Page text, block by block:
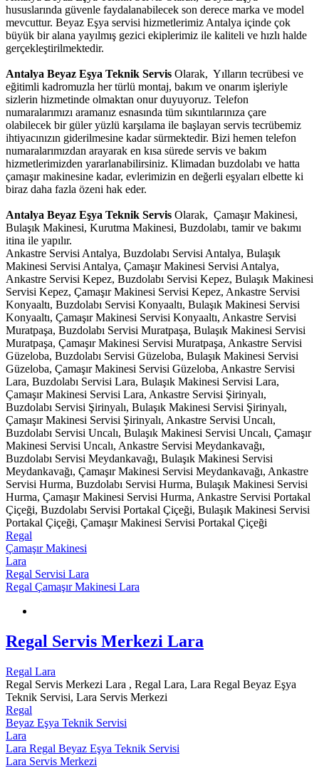
hususlarında güvenle faydalanabilecek son derece marka ve model
mevcuttur. Beyaz Eşya servisi hizmetlerimiz Antalya içinde çok
büyük bir alana yayılmış gezici ekiplerimiz ile kaliteli ve hızlı halde
gerçekleştirilmektedir.
Antalya Beyaz Eşya Teknik Servis Olarak, Yılların tecrübesi ve
eğitimli kadromuzla her türlü montaj, bakım ve onarım işleriyle
sizlerin hizmetinde olmaktan onur duyuyoruz. Telefon
numaralarımızı aramanız esnasında tüm sıkıntılarınıza çare
olabilecek bir güler yüzlü karşılama ile başlayan servis tecrübemiz
ihtiyacınızın giderilmesine kadar sürmektedir. Bizi hemen telefon
numaralarımızdan arayarak en kısa sürede servis ve bakım
hizmetlerimizden yararlanabilirsiniz. Klimadan buzdolabı ve hatta
çamaşır makinesine kadar, evlerimizin en değerli eşyaları elbette ki
biraz daha fazla özeni hak eder.
Antalya Beyaz Eşya Teknik Servis Olarak, Çamaşır Makinesi,
Bulaşık Makinesi, Kurutma Makinesi, Buzdolabı, tamir ve bakımı
itina ile yapılır.
Ankastre Servisi Antalya, Buzdolabı Servisi Antalya, Bulaşık
Makinesi Servisi Antalya, Çamaşır Makinesi Servisi Antalya,
Ankastre Servisi Kepez, Buzdolabı Servisi Kepez, Bulaşık Makinesi
Servisi Kepez, Çamaşır Makinesi Servisi Kepez, Ankastre Servisi
Konyaaltı, Buzdolabı Servisi Konyaaltı, Bulaşık Makinesi Servisi
Konyaaltı, Çamaşır Makinesi Servisi Konyaaltı, Ankastre Servisi
Muratpaşa, Buzdolabı Servisi Muratpaşa, Bulaşık Makinesi Servisi
Muratpaşa, Çamaşır Makinesi Servisi Muratpaşa, Ankastre Servisi
Güzeloba, Buzdolabı Servisi Güzeloba, Bulaşık Makinesi Servisi
Güzeloba, Çamaşır Makinesi Servisi Güzeloba, Ankastre Servisi
Lara, Buzdolabı Servisi Lara, Bulaşık Makinesi Servisi Lara,
Çamaşır Makinesi Servisi Lara, Ankastre Servisi Şirinyalı,
Buzdolabı Servisi Şirinyalı, Bulaşık Makinesi Servisi Şirinyalı,
Çamaşır Makinesi Servisi Şirinyalı, Ankastre Servisi Uncalı,
Buzdolabı Servisi Uncalı, Bulaşık Makinesi Servisi Uncalı, Çamaşır
Makinesi Servisi Uncalı, Ankastre Servisi Meydankavağı,
Buzdolabı Servisi Meydankavağı, Bulaşık Makinesi Servisi
Meydankavağı, Çamaşır Makinesi Servisi Meydankavağı, Ankastre
Servisi Hurma, Buzdolabı Servisi Hurma, Bulaşık Makinesi Servisi
Hurma, Çamaşır Makinesi Servisi Hurma, Ankastre Servisi Portakal
Çiçeği, Buzdolabı Servisi Portakal Çiçeği, Bulaşık Makinesi Servisi
Portakal Çiçeği, Çamaşır Makinesi Servisi Portakal Çiçeği
Regal
Çamaşır Makinesi
Lara
Regal Servisi Lara
Regal Çamaşır Makinesi Lara
Regal Servis Merkezi Lara
Regal Lara
Regal Servis Merkezi Lara , Regal Lara, Lara Regal Beyaz Eşya
Teknik Servisi, Lara Servis Merkezi
Regal
Beyaz Eşya Teknik Servisi
Lara
Lara Regal Beyaz Eşya Teknik Servisi
Lara Servis Merkezi